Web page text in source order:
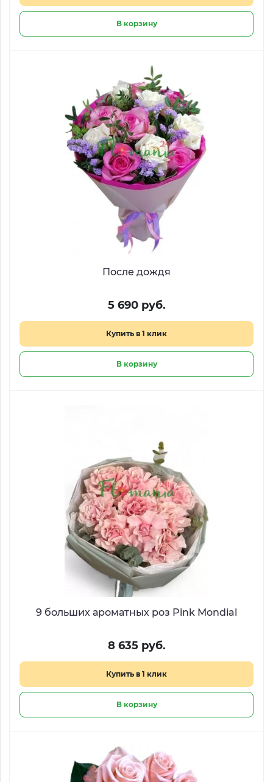
В корзину
После дождя
5 690 руб.
Купить в 1 клик
В корзину
9 больших ароматных роз Pink Mondial
8 635 руб.
Купить в 1 клик
В корзину